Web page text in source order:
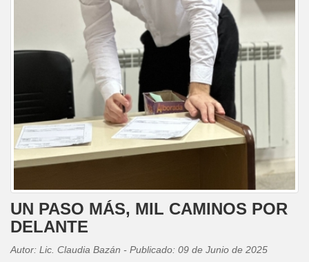
UN PASO MÁS, MIL CAMINOS POR
DELANTE
Autor: Lic. Claudia Bazán - Publicado: 09 de Junio de 2025